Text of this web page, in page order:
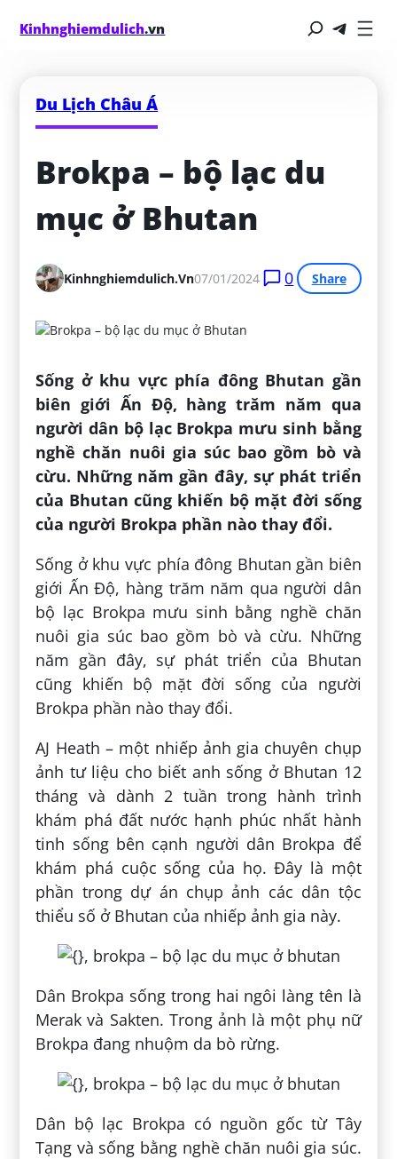
Kinhnghiemdulich.vn
Du Lịch Châu Á
Brokpa – bộ lạc du
mục ở Bhutan
Kinhnghiemdulich.vn07/01/2024 0 Share
Sống ở khu vực phía đông Bhutan gần
biên giới Ấn Độ, hàng trăm năm qua
người dân bộ lạc Brokpa mưu sinh bằng
nghề chăn nuôi gia súc bao gồm bò và
cừu. Những năm gần đây, sự phát triển
của Bhutan cũng khiến bộ mặt đời sống
của người Brokpa phần nào thay đổi.
Sống ở khu vực phía đông Bhutan gần biên
giới Ấn Độ, hàng trăm năm qua người dân
bộ lạc Brokpa mưu sinh bằng nghề chăn
nuôi gia súc bao gồm bò và cừu. Những
năm gần đây, sự phát triển của Bhutan
cũng khiến bộ mặt đời sống của người
Brokpa phần nào thay đổi.
AJ Heath – một nhiếp ảnh gia chuyên chụp
ảnh tư liệu cho biết anh sống ở Bhutan 12
tháng và dành 2 tuần trong hành trình
khám phá đất nước hạnh phúc nhất hành
tinh sống bên cạnh người dân Brokpa để
khám phá cuộc sống của họ. Đây là một
phần trong dự án chụp ảnh các dân tộc
thiểu số ở Bhutan của nhiếp ảnh gia này.
Dân Brokpa sống trong hai ngôi làng tên là
Merak và Sakten. Trong ảnh là một phụ nữ
Brokpa đang nhuộm da bò rừng.
Dân bộ lạc Brokpa có nguồn gốc từ Tây
Tạng và sống bằng nghề chăn nuôi gia súc.